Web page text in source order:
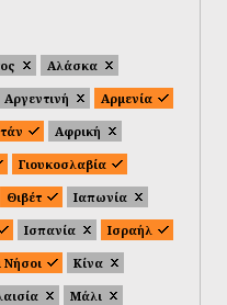
Αλάσκα
Αργεντινή
Αρμενία
Αφρική
Γιουκοσλαβία
Θιβέτ
Ιαπωνία
Ισπανία
Ισραήλ
Νήσοι
Κίνα
Μάλι